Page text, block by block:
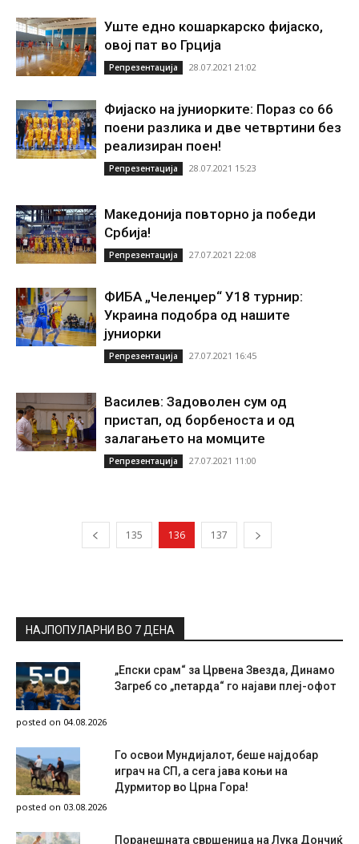
Уште едно кошаркарско фијаско,
овој пат во Грција
Репрезентација 28.07.2021 21:02
Фијаско на јуниорките: Пораз со 66
поени разлика и две четвртини без
реализиран поен!
Репрезентација 28.07.2021 15:23
Македонија повторно ја победи
Србија!
Репрезентација 27.07.2021 22:08
ФИБА „Челенџер“ У18 турнир:
Украина подобра од нашите
јуниорки
Репрезентација 27.07.2021 16:45
Василев: Задоволен сум од
пристап, од борбеноста и од
залагањето на момците
Репрезентација 27.07.2021 11:00
135 136 137
НАЈПОПУЛАРНИ ВО 7 ДЕНА
„Епски срам“ за Црвена Звезда, Динамо
Загреб со „петарда“ го најави плеј-офот
posted on 04.08.2026
Го освои Мундијалот, беше најдобар
играч на СП, а сега јава коњи на
Дурмитор во Црна Гора!
posted on 03.08.2026
Поранешната свршеница на Лука Дончиќ